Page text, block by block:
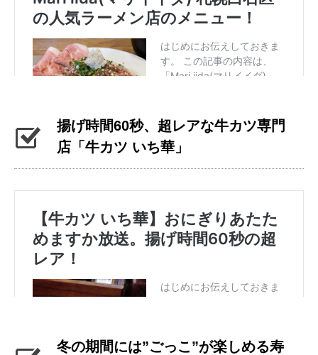
揚げ時間60秒、超レアな牛カツ専門
店「牛カツ いち華」
冬の期間には”ごっこ”が楽しめる寿